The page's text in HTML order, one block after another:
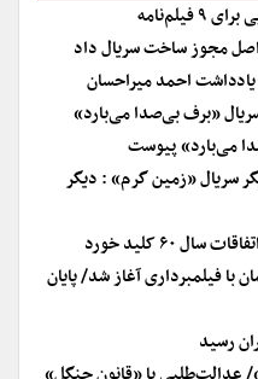
مجوز ساخت سریال داد
احمد میراحسان
«برف بی‌صدا می‌بارد»
می‌بارد» پیوست
سریال «زمین گرم» : دیگر
۶۰ کلید خورد
با فیلمبرداری آغاز شد/ پایان
رسید